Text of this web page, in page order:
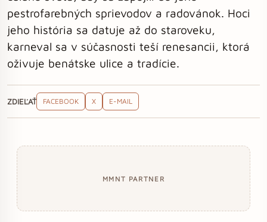
pestrofarebných sprievodov a radovánok. Hoci
jeho história sa datuje až do staroveku,
karneval sa v súčasnosti teší renesancii, ktorá
oživuje benátske ulice a tradície.
ZDIEĽAŤ FACEBOOK X E-MAIL
MMNT PARTNER